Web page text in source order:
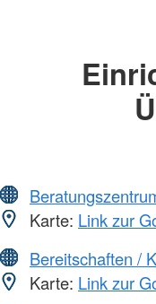
Karte: Link zur
Bereitschaften /
Karte: Link zur